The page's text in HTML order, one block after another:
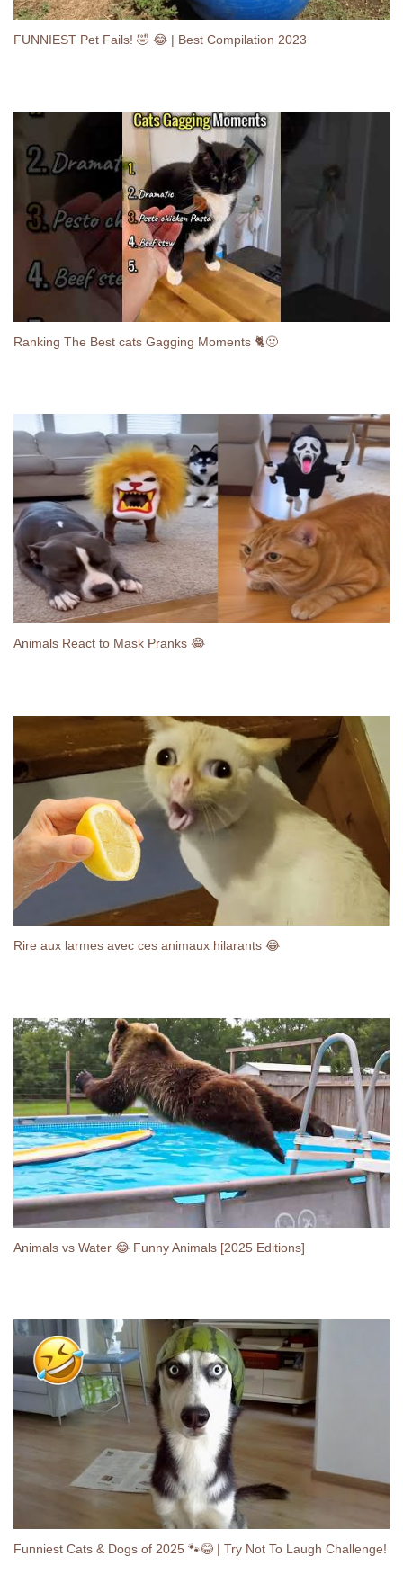
FUNNIEST Pet Fails! 🤣 😂 | Best Compilation 2023
Ranking The Best cats Gagging Moments 🐈🤢
Animals React to Mask Pranks 😂
Rire aux larmes avec ces animaux hilarants 😂
Animals vs Water 😂 Funny Animals [2025 Editions]
Funniest Cats & Dogs of 2025 🐾😂 | Try Not To Laugh Challenge!